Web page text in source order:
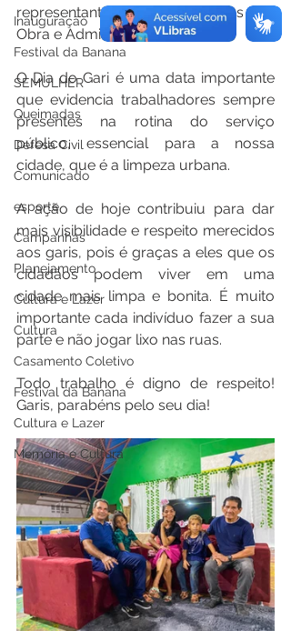
Inauguração
Festival da Banana
SEMULHER
Queimadas
Defesa Civil
Comunicado
esporte
Campanhas
Planejamento
Cultura e Lazer
Cultura
Casamento Coletivo
Festival da Banana
Cultura e Lazer
Memória e Cultura
representantes das Secretarias de
Obra e Administração.
O Dia do Gari é uma data importante
que evidencia trabalhadores sempre
presentes na rotina do serviço
público, essencial para a nossa
cidade, que é a limpeza urbana.
A ação de hoje contribuiu para dar
mais visibilidade e respeito merecidos
aos garis, pois é graças a eles que os
cidadãos podem viver em uma
cidade mais limpa e bonita. É muito
importante cada indivíduo fazer a sua
parte e não jogar lixo nas ruas.
Todo trabalho é digno de respeito!
Garis, parabéns pelo seu dia!